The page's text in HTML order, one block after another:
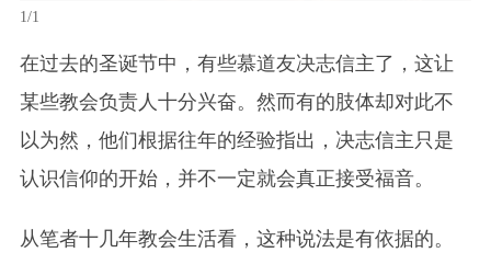
1/1
在过去的圣诞节中，有些慕道友决志信主了，这让
某些教会负责人十分兴奋。然而有的肢体却对此不
以为然，他们根据往年的经验指出，决志信主只是
认识信仰的开始，并不一定就会真正接受福音。
从笔者十几年教会生活看， 这种说法是有依据的。